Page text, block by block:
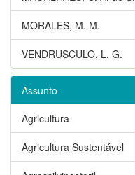
MORALES, M. M.
VENDRUSCULO, L. G.
Assunto
Agricultura
Agricultura Sustentável